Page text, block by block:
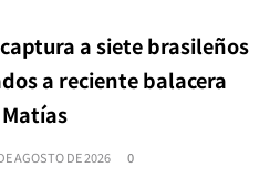
a siete brasileños
a reciente balacera
AGOSTO DE 2026 0